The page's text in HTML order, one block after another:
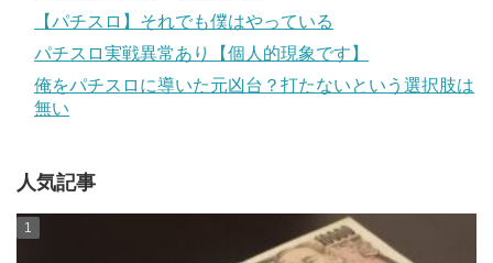
【パチスロ】それでも僕はやっている
パチスロ実戦異常あり【個人的現象です】
俺をパチスロに導いた元凶台？打たないという選択肢は
無い
人気記事